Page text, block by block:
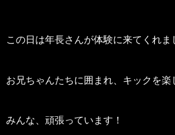
この日は年長さんが体験に来てくれま
お兄ちゃんたちに囲まれ、キックを楽
みんな、頑張っています！